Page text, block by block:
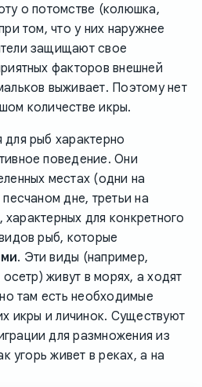
о потомстве (колюшка,
том, что у них наружнее
защищают свое
факторов внешней
выживает. Поэтому нет
количестве икры.
рыб характерно
поведение. Они
местах (одни на
дне, третьи на
для конкретного
рыб, которые
. Эти виды (например,
живут в морях, а ходят
там есть необходимые
икры и личинок. Существуют
для размножения из
угорь живет в реках, а на